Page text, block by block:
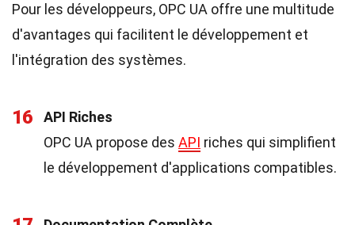
Pour les développeurs, OPC UA offre une multitude
d'avantages qui facilitent le développement et
l'intégration des systèmes.
16
API Riches
OPC UA propose des API riches qui simplifient
le développement d'applications compatibles.